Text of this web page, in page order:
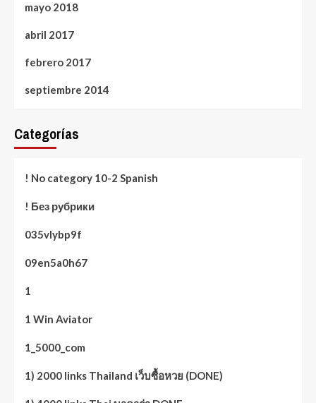
mayo 2018
abril 2017
febrero 2017
septiembre 2014
Categorías
! No category 10-2 Spanish
! Без рубрики
035vlybp9f
09en5a0h67
1
1 Win Aviator
1_5000_com
1) 2000 links Thailand เว็บซื้อหวย (DONE)